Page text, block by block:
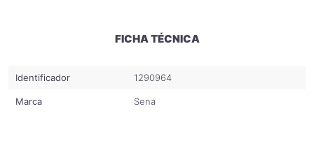
FICHA TÉCNICA
Identificador 1290964
Marca Sena